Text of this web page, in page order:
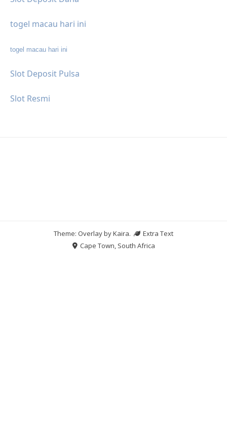
togel macau hari ini
togel macau hari ini
Slot Deposit Pulsa
Slot Resmi
Theme: Overlay byKaira.
Extra Text
Cape Town, South Africa